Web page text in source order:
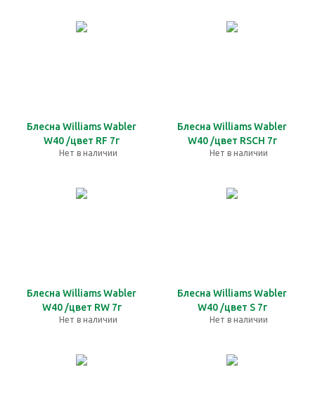
Блесна Williams Wabler
W40 /цвет RF 7г
Нет в наличии
Блесна Williams Wabler
W40 /цвет RSCH 7г
Нет в наличии
Блесна Williams Wabler
W40 /цвет RW 7г
Нет в наличии
Блесна Williams Wabler
W40 /цвет S 7г
Нет в наличии